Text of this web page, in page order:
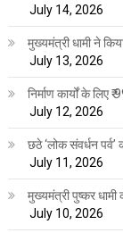
July 14, 2026
मुख्यमंत्री धामी ने
July 13, 2026
निर्माण कार्यों के लिए
July 12, 2026
छठे ‘लोक संवर्धन पर्व’
July 11, 2026
मुख्यमंत्री पुष्कर
July 10, 2026